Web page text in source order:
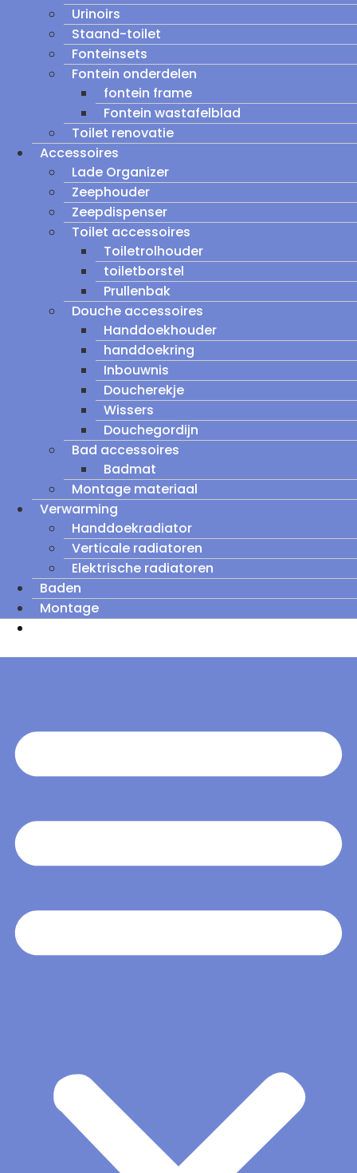
Urinoirs
Staand-toilet
Fonteinsets
Fontein onderdelen
fontein frame
Fontein wastafelblad
Toilet renovatie
Accessoires
Lade Organizer
Zeephouder
Zeepdispenser
Toilet accessoires
Toiletrolhouder
toiletborstel
Prullenbak
Douche accessoires
Handdoekhouder
handdoekring
Inbouwnis
Doucherekje
Wissers
Douchegordijn
Bad accessoires
Badmat
Montage materiaal
Verwarming
Handdoekradiator
Verticale radiatoren
Elektrische radiatoren
Baden
Montage